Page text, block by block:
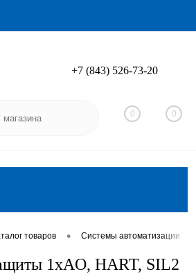
Вход
+7 (843) 526-73-20
0 0
товаров • Системы автоматизации
1хAO, HART, SIL2